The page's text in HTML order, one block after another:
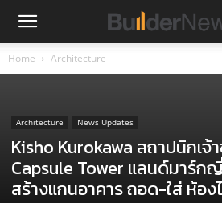
Home Architecture
Architecture News Updates
Kisho Kurokawa สถาปนิกเจ้
Capsule Tower แลนด์มาร์
สร้างแกนอาคาร ถอด-ใส่ ห้อง